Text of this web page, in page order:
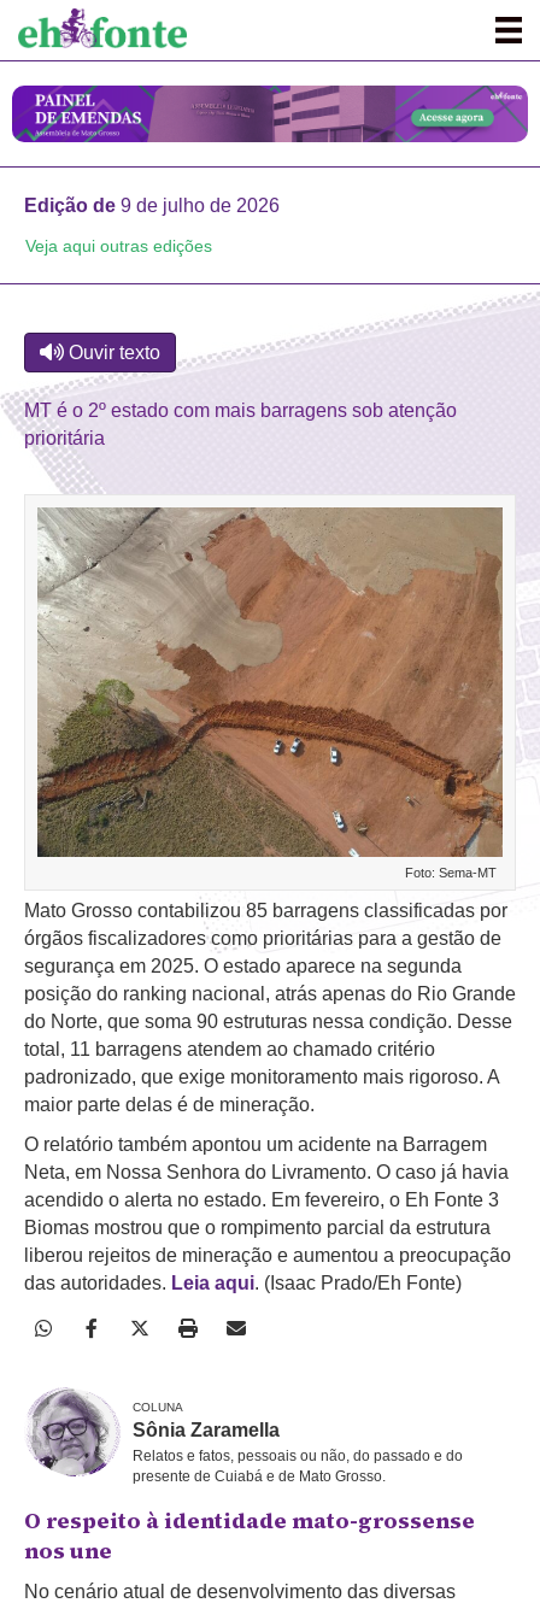
Edição de 9 de julho de 2026
Veja aqui outras edições
Ouvir texto
MT é o 2º estado com mais barragens sob atenção
prioritária
Foto: Sema-MT
Mato Grosso contabilizou 85 barragens classificadas por
órgãos fiscalizadores como prioritárias para a gestão de
segurança em 2025. O estado aparece na segunda
posição do ranking nacional, atrás apenas do Rio Grande
do Norte, que soma 90 estruturas nessa condição. Desse
total, 11 barragens atendem ao chamado critério
padronizado, que exige monitoramento mais rigoroso. A
maior parte delas é de mineração.
O relatório também apontou um acidente na Barragem
Neta, em Nossa Senhora do Livramento. O caso já havia
acendido o alerta no estado. Em fevereiro, o Eh Fonte 3
Biomas mostrou que o rompimento parcial da estrutura
liberou rejeitos de mineração e aumentou a preocupação
das autoridades. Leia aqui. (Isaac Prado/Eh Fonte)
COLUNA
Sônia Zaramella
Relatos e fatos, pessoais ou não, do passado e do
presente de Cuiabá e de Mato Grosso.
O respeito à identidade mato-grossense
nos une
No cenário atual de desenvolvimento das diversas